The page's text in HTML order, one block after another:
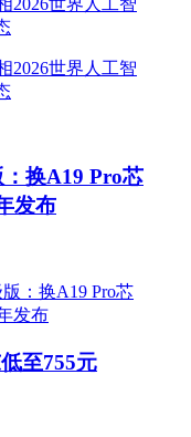
换A19 Pro芯
发布
至755元